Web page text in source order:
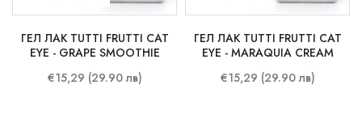
ГЕЛ ЛАК TUTTI FRUTTI CAT
EYE - GRAPE SMOOTHIE
€15,29 (29.90 лв)
ГЕЛ ЛАК TUTTI FRUTTI CAT
EYE - MARAQUIA CREAM
€15,29 (29.90 лв)